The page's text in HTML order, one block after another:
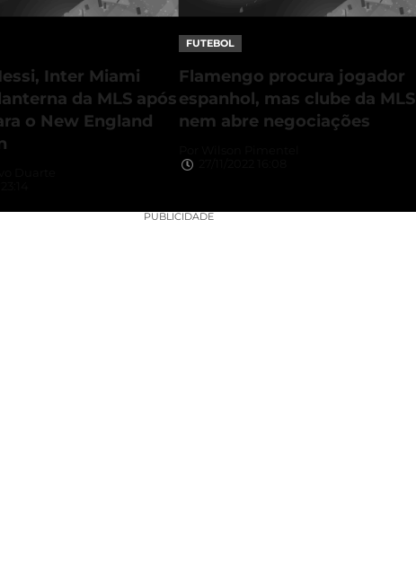
Inter Miami
da MLS após
o New England
FUTEBOL
Flamengo procura jogador
espanhol, mas clube da MLS
nem abre negociações
PUBLICIDADE